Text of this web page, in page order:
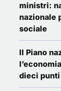
ministri:
nazionale
sociale
Il Piano
dieci punti